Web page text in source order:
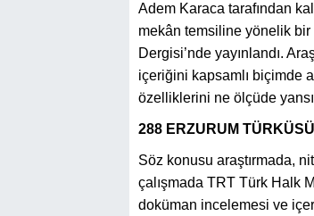
Adem Karaca tarafından
mekân temsiline yönelik bir
Dergisi’nde yayınlandı.
içeriğini kapsamlı biçimde
özelliklerini ne ölçüde
288 ERZURUM
Söz konusu araştırmada,
çalışmada TRT Türk Halk
doküman incelemesi ve